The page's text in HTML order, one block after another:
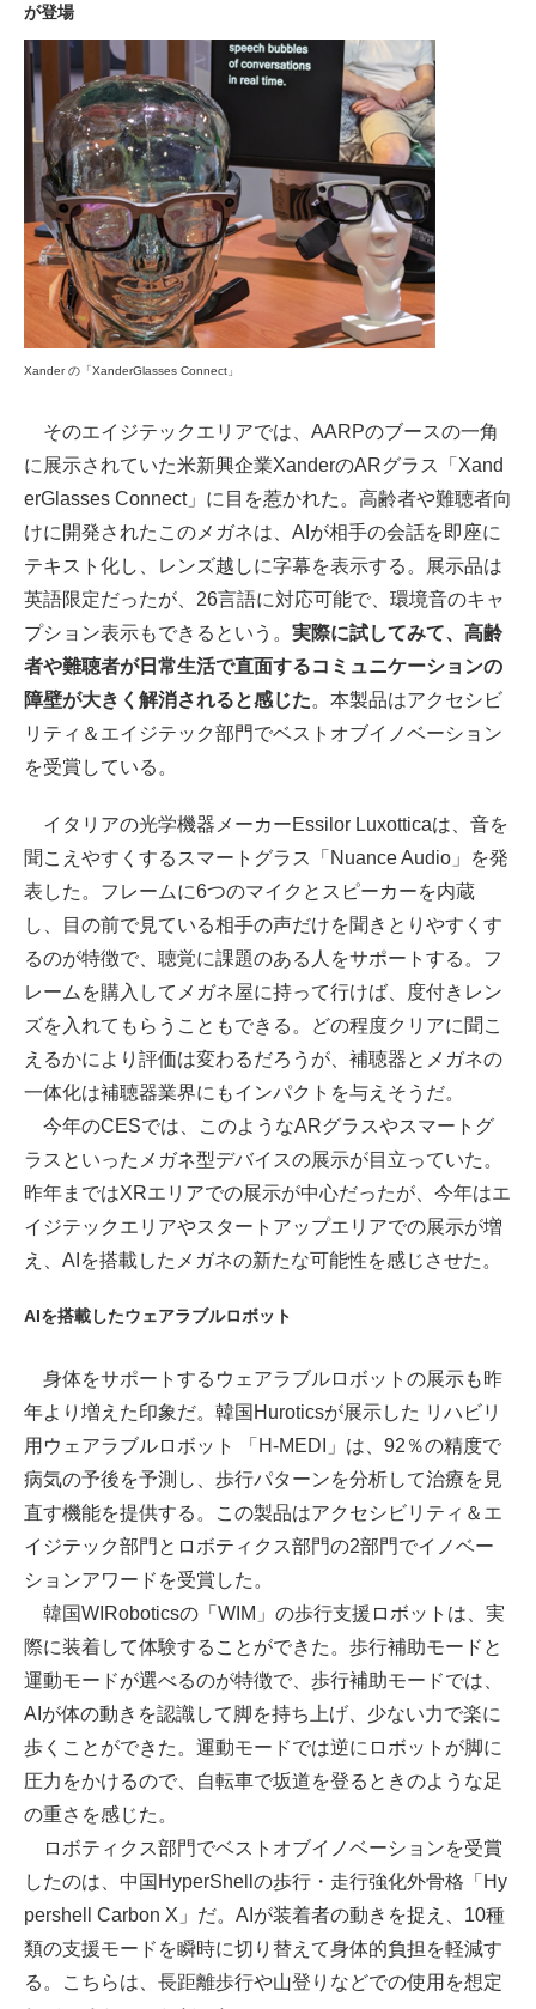
が登場
Xander の「XanderGlasses Connect」
そのエイジテックエリアでは、AARPのブースの一角
に展示されていた米新興企業XanderのARグラス「Xand
erGlasses Connect」に目を惹かれた。高齢者や難聴者向
けに開発されたこのメガネは、AIが相手の会話を即座に
テキスト化し、レンズ越しに字幕を表示する。展示品は
英語限定だったが、26言語に対応可能で、環境音のキャ
プション表示もできるという。 実際に試してみて、高齢
者や難聴者が日常生活で直面するコミュニケーションの
障壁が大きく解消されると感じた。本製品はアクセシビ
リティ＆エイジテック部門でベストオブイノベーション
を受賞している。
イタリアの光学機器メーカーEssilor Luxotticaは、音を
聞こえやすくするスマートグラス「Nuance Audio」を発
表した。フレームに6つのマイクとスピーカーを内蔵
し、目の前で見ている相手の声だけを聞きとりやすくす
るのが特徴で、聴覚に課題のある人をサポートする。フ
レームを購入してメガネ屋に持って行けば、度付きレン
ズを入れてもらうこともできる。どの程度クリアに聞こ
えるかにより評価は変わるだろうが、補聴器とメガネの
一体化は補聴器業界にもインパクトを与えそうだ。
今年のCESでは、このようなARグラスやスマートグ
ラスといったメガネ型デバイスの展示が目立っていた。
昨年まではXRエリアでの展示が中心だったが、今年はエ
イジテックエリアやスタートアップエリアでの展示が増
え、AIを搭載したメガネの新たな可能性を感じさせた。
AIを搭載したウェアラブルロボット
身体をサポートするウェアラブルロボットの展示も昨
年より増えた印象だ。韓国Huroticsが展示した リハビリ
用ウェアラブルロボット 「H-MEDI」は、92％の精度で
病気の予後を予測し、歩行パターンを分析して治療を見
直す機能を提供する。この製品はアクセシビリティ＆エ
イジテック部門とロボティクス部門の2部門でイノベー
ションアワードを受賞した。
韓国WIRoboticsの「WIM」の歩行支援ロボットは、実
際に装着して体験することができた。歩行補助モードと
運動モードが選べるのが特徴で、歩行補助モードでは、
AIが体の動きを認識して脚を持ち上げ、少ない力で楽に
歩くことができた。運動モードでは逆にロボットが脚に
圧力をかけるので、自転車で坂道を登るときのような足
の重さを感じた。
ロボティクス部門でベストオブイノベーションを受賞
したのは、中国HyperShellの歩行・走行強化外骨格「Hy
pershell Carbon X」だ。AIが装着者の動きを捉え、10種
類の支援モードを瞬時に切り替えて身体的負担を軽減す
る。こちらは、長距離歩行や山登りなどでの使用を想定